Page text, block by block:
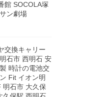
館 SOCOLA塚
ン劇場
交換キャリー
石市 西明石 安
時計の電池交
Fit イオン明
明石市 大久保